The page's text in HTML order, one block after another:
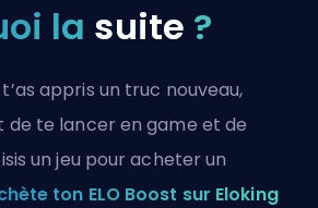
la suite ?
appris un truc nouveau,
de te lancer en game et de
un jeu pour acheter un
ton ELO Boost sur Eloking